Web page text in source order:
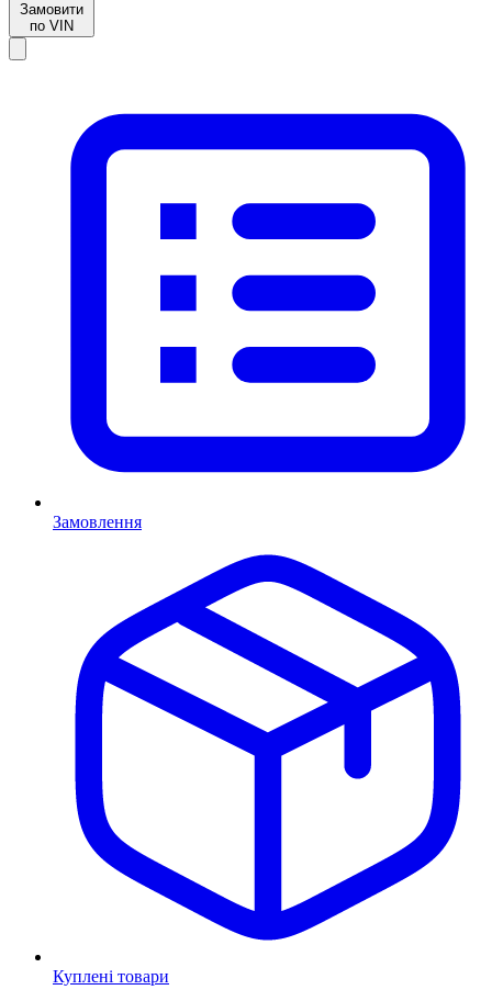
Замовити
по VIN
Замовлення
Куплені товари